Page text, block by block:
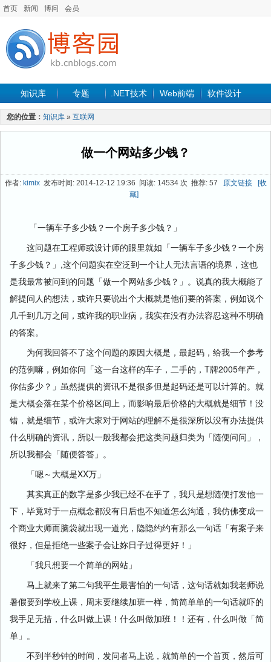
首页 新闻 博问 会员
知识库 专题 .NET技术 Web前端 软件设计
手机开发 软件工程
最新文章
您的位置： 知识库 » 互联网
做一个网站多少钱？
作者: kimix发布时间: 2014-12-12 19:36 阅读: 14534 次 推荐: 57 原文链接
[收
藏]
「一辆车子多少钱？一个房子多少钱？」
这问题在工程师或设计师的眼里就如「一辆车子多少钱？一个房
子多少钱？」,这个问题实在空泛到一个让人无法言语的境界，这也
是我最常被问到的问题「做一个网站多少钱？」。说真的我大概能了
解提问人的想法，或许只要说出个大概就是他们要的答案，例如说个
几千到几万之间，或许我的职业病，我实在没有办法容忍这种不明确
的答案。
为何我回答不了这个问题的原因大概是，最起码，给我一个参考
的范例嘛，例如你问「这一台这样的车子，二手的，T牌2005年产，
你估多少？」虽然提供的资讯不是很多但是起码还是可以计算的。就
是大概会落在某个价格区间上，而影响最后价格的大概就是细节！没
错，就是细节，或许大家对于网站的理解不是很深所以没有办法提供
什么明确的资讯，所以一般我都会把这类问题归类为「随便问问」，
所以我都会「随便答答」。
「嗯～大概是XX万」
其实真正的数字是多少我已经不在乎了，我只是想随便打发他一
下，毕竟对于一点概念都没有日后也不知道怎么沟通，我仿佛变成一
个商业大师而脑袋就出现一道光，隐隐约约有那么一句话「有案子来
很好，但是拒绝一些案子会让妳日子过得更好！」
「我只想要一个简单的网站」
马上就来了第二句我平生最害怕的一句话，这句话就如我老师说
暑假要到学校上课，周末要继续加班一样，简简单单的一句话就吓的
我手足无措，什么叫做上课！什么叫做加班！！还有，什么叫做「简
单」。
不到半秒钟的时间，发问者马上说，就简单的一个首页，然后可